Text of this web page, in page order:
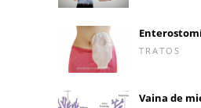
TRATOS
Vaina de